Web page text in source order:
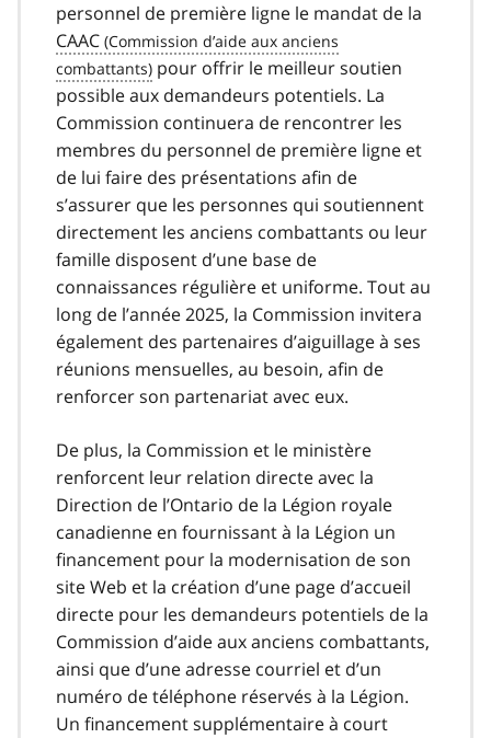
personnel de première ligne le mandat de la
CAAC
pour offrir le meilleur soutien
possible aux demandeurs potentiels. La
Commission continuera de rencontrer les
membres du personnel de première ligne et
de lui faire des présentations afin de
s’assurer que les personnes qui soutiennent
directement les anciens combattants ou leur
famille disposent d’une base de
connaissances régulière et uniforme. Tout au
long de l’année 2025, la Commission invitera
également des partenaires d’aiguillage à ses
réunions mensuelles, au besoin, afin de
renforcer son partenariat avec eux.
De plus, la Commission et le ministère
renforcent leur relation directe avec la
Direction de l’Ontario de la Légion royale
canadienne en fournissant à la Légion un
financement pour la modernisation de son
site Web et la création d’une page d’accueil
directe pour les demandeurs potentiels de la
Commission d’aide aux anciens combattants,
ainsi que d’une adresse courriel et d’un
numéro de téléphone réservés à la Légion.
Un financement supplémentaire à court